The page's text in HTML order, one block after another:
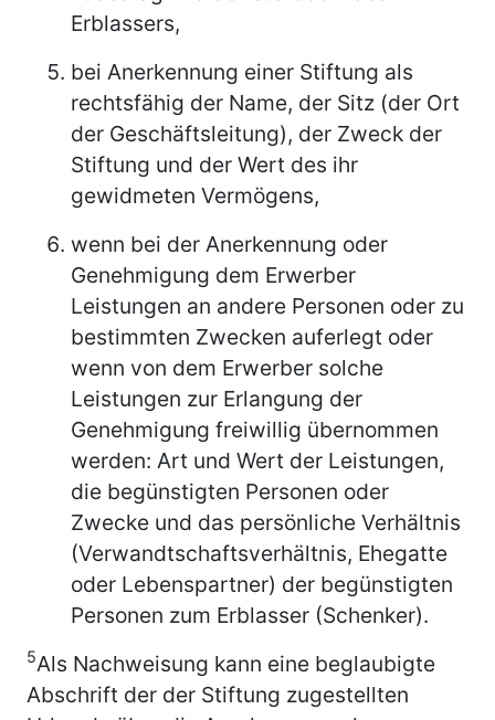
Erblassers,
bei Anerkennung einer Stiftung als
rechtsfähig der Name, der Sitz (der Ort
der Geschäftsleitung), der Zweck der
Stiftung und der Wert des ihr
gewidmeten Vermögens,
wenn bei der Anerkennung oder
Genehmigung dem Erwerber
Leistungen an andere Personen oder zu
bestimmten Zwecken auferlegt oder
wenn von dem Erwerber solche
Leistungen zur Erlangung der
Genehmigung freiwillig übernommen
werden: Art und Wert der Leistungen,
die begünstigten Personen oder
Zwecke und das persönliche Verhältnis
(Verwandtschaftsverhältnis, Ehegatte
oder Lebenspartner) der begünstigten
Personen zum Erblasser (Schenker).
5Als Nachweisung kann eine beglaubigte
Abschrift der der Stiftung zugestellten